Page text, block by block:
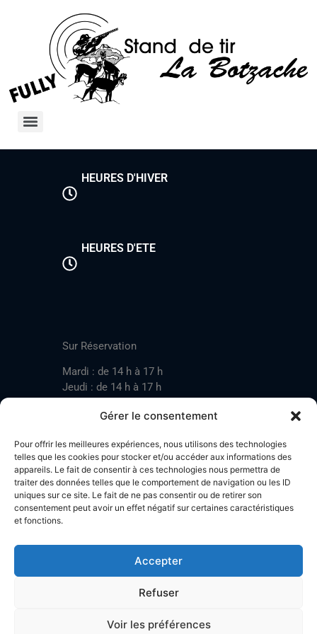
Gérer le consentement
Pour offrir les meilleures expériences, nous utilisons des technologies
telles que les cookies pour stocker et/ou accéder aux informations des
appareils. Le fait de consentir à ces technologies nous permettra de
traiter des données telles que le comportement de navigation ou les ID
uniques sur ce site. Le fait de ne pas consentir ou de retirer son
consentement peut avoir un effet négatif sur certaines caractéristiques
et fonctions.
Accepter
Refuser
Voir les préférences
HEURES D'HIVER
HEURES D'ETE
Sur Réservation
Mardi : de 14 h à 17 h
Jeudi : de 14 h à 17 h
Mardi : de 17 h à 20 h
Jeudi : de 17 h à 20 h
Samedi : de 14 h à 17 h
Stand de tir LA BOTZACHE
Près de Mazembroz
Tel: +41 (0)79 220 41 69
Plan d'accès